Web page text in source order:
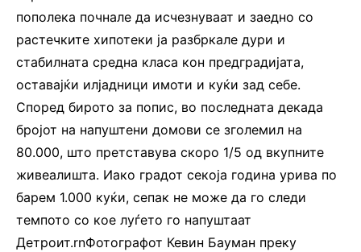
пополека почнале да исчезнуваат и заедно со
растечките хипотеки ја разбркале дури и
стабилната средна класа кон предградијата,
оставајќи илјадници имоти и куќи зад себе.
Според бирото за попис, во последната декада
бројот на напуштени домови се зголемил на
80.000, што претставува скоро 1/5 од вкупните
живеалишта. Иако градот секоја година урива по
барем 1.000 куќи, сепак не може да го следи
темпото со кое луѓето го напуштаат
Детроит.rnФотографот Кевин Бауман преку